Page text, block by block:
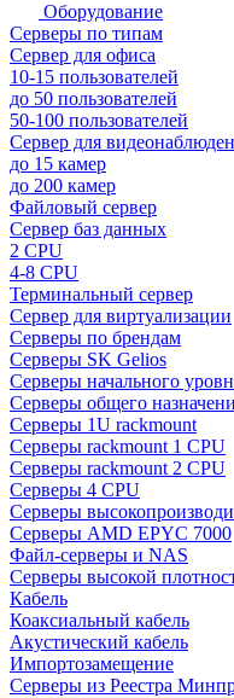
Оборудование
Серверы по типам
Сервер для офиса
10-15 пользователей
до 50 пользователей
50-100 пользователей
Сервер для
до 15 камер
до 200 камер
Файловый сервер
Сервер баз данных
2 CPU
4-8 CPU
Терминальный сервер
Сервер для виртуализации
Серверы по брендам
Серверы SK Gelios
Серверы начального
Серверы общего
Серверы 1U rackmount
Серверы rackmount 1 CPU
Серверы rackmount 2 CPU
Серверы 4 CPU
Серверы
Серверы AMD EPYC 7000
Файл-серверы и NAS
Серверы высокой
Кабель
Коаксиальный кабель
Акустический кабель
Импортозамещение
Серверы из Реестра